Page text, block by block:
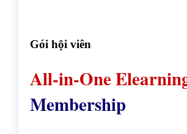
Gói hội viên
All-in-One
Membership